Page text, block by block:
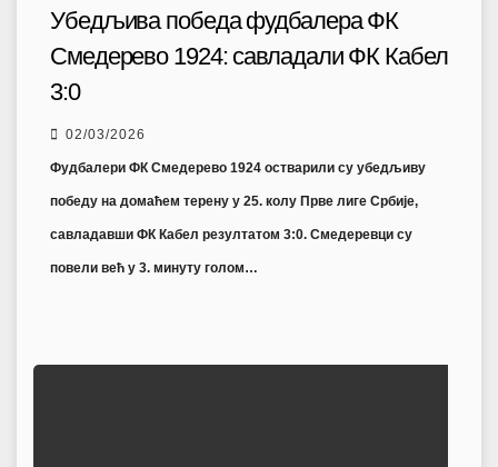
Убедљива победа фудбалера ФК
Смедерево 1924: савладали ФК Кабел
3:0
02/03/2026
Фудбалери ФК Смедерево 1924 остварили су убедљиву
победу на домаћем терену у 25. колу Прве лиге Србије,
савладавши ФК Кабел резултатом 3:0. Смедеревци су
повели већ у 3. минуту голом…